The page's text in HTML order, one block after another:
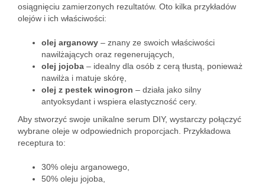
osiągnięciu zamierzonych rezultatów. Oto kilka przykładów
olejów i ich właściwości:
olej arganowy – znany ze swoich właściwości
nawilżających oraz regenerujących,
olej jojoba – idealny dla osób z cerą tłustą, ponieważ
nawilża i matuje skórę,
olej z pestek winogron – działa jako silny
antyoksydant i wspiera elastyczność cery.
Aby stworzyć swoje unikalne serum DIY, wystarczy połączyć
wybrane oleje w odpowiednich proporcjach. Przykładowa
receptura to:
30% oleju arganowego,
50% oleju jojoba,